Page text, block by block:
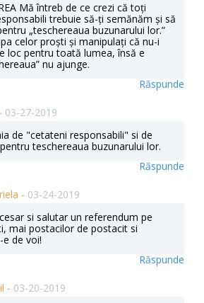
Mă întreb de ce crezi că toți
trebuie să-ți semănăm și să
„teschereaua buzunarului lor.”
celor proști și manipulați că nu-i
loc pentru toată lumea, însă e
nu ajunge.
Răspunde
03-27-2019
de "cetateni responsabili" si de
teschereaua buzunarului lor.
Răspunde
- 03-24-2019
si salutar un referendum pe
mai postacilor de postacit si
de voi!
Răspunde
- 03-20-2019